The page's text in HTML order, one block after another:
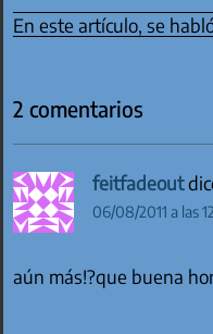
En este artículo, se
2 comentarios
feitfadeout
06/08/2011 a las
aún más!?que buena